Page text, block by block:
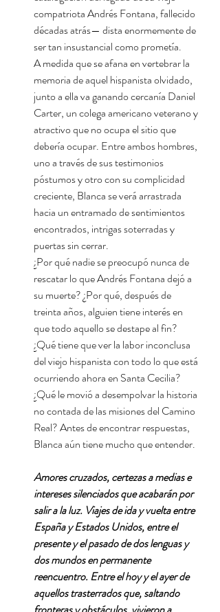
compatriota Andrés Fontana, fallecido
décadas atrás— dista enormemente de
ser tan insustancial como prometía.
A medida que se afana en vertebrar la
memoria de aquel hispanista olvidado,
junto a ella va ganando cercanía Daniel
Carter, un colega americano veterano y
atractivo que no ocupa el sitio que
debería ocupar. Entre ambos hombres,
uno a través de sus testimonios
póstumos y otro con su complicidad
creciente, Blanca se verá arrastrada
hacia un entramado de sentimientos
encontrados, intrigas soterradas y
puertas sin cerrar.
¿Por qué nadie se preocupó nunca de
rescatar lo que Andrés Fontana dejó a
su muerte? ¿Por qué, después de
treinta años, alguien tiene interés en
que todo aquello se destape al fin?
¿Qué tiene que ver la labor inconclusa
del viejo hispanista con todo lo que está
ocurriendo ahora en Santa Cecilia?
¿Qué le movió a desempolvar la historia
no contada de las misiones del Camino
Real? Antes de encontrar respuestas,
Blanca aún tiene mucho que entender.
Amores cruzados, certezas a medias e
intereses silenciados que acabarán por
salir a la luz. Viajes de ida y vuelta entre
España y Estados Unidos, entre el
presente y el pasado de dos lenguas y
dos mundos en permanente
reencuentro. Entre el hoy y el ayer de
aquellos trasterrados que, saltando